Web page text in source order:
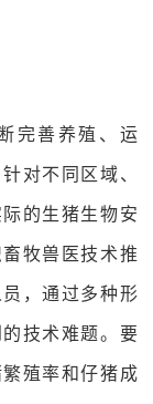
完善养殖、运
对不同区域、
的生猪生物安
牧兽医技术推
，通过多种形
技术难题。要
殖率和仔猪成